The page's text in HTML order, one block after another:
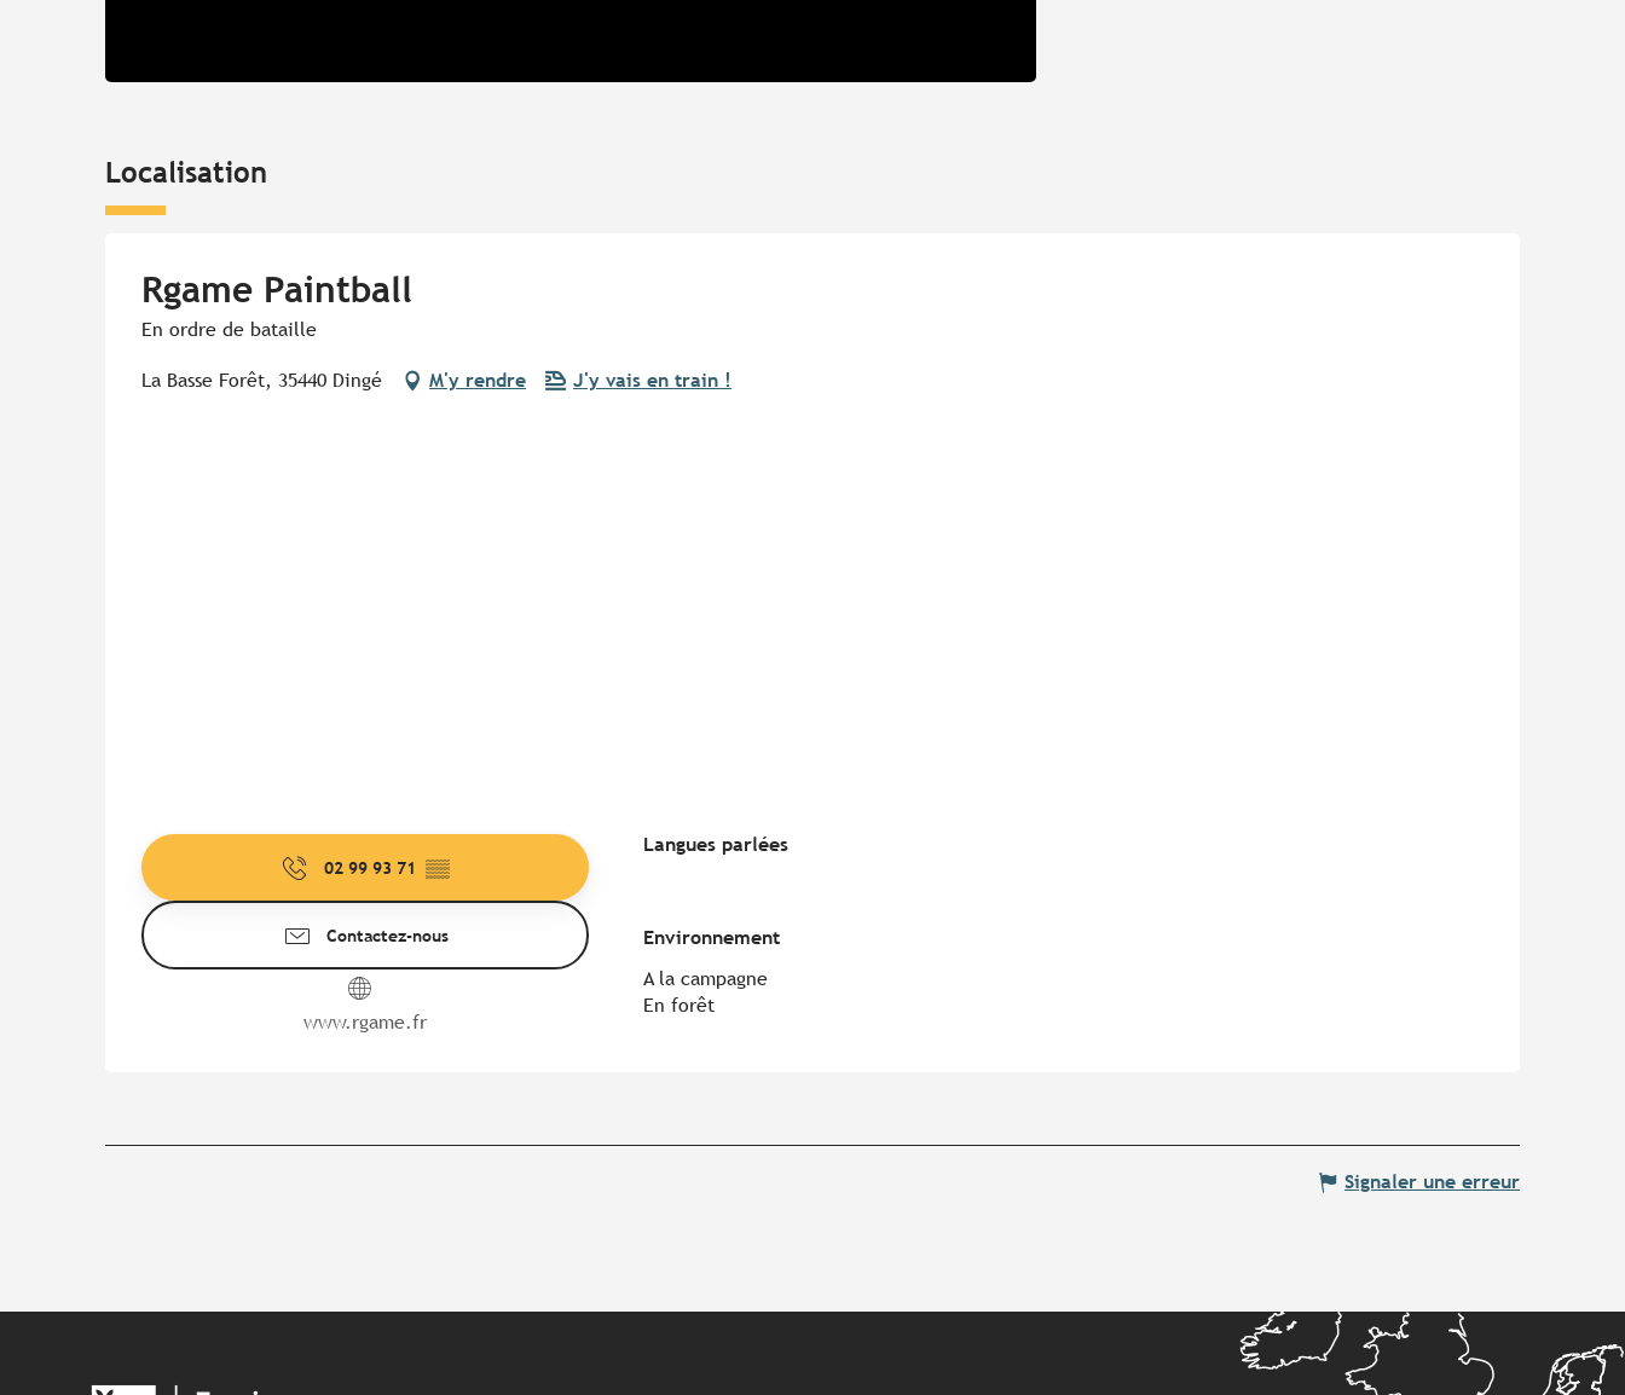
Localisation
Rgame Paintball
En ordre de bataille
La Basse Forêt, 35440 Dingé M'y rendre J'y vais en train !
02 99 93 71 ▒▒
Contactez-nous
www.rgame.fr
Langues parlées
Langues parlées
Environnement
Environnement
A la campagne
En forêt
Signaler une erreur